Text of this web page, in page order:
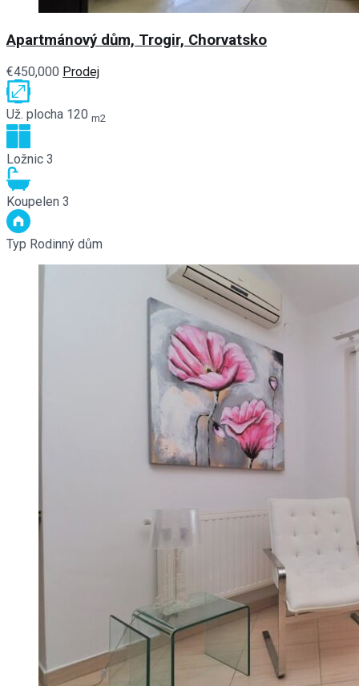
Apartmánový dům, Trogir, Chorvatsko
€450,000 Prodej
Už. plocha 120 m2
Ložnic 3
Koupelen 3
Typ Rodinný dům